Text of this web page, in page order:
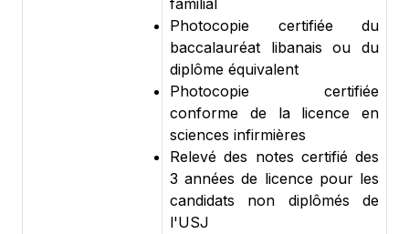
familial
Photocopie certifiée du
baccalauréat libanais ou du
diplôme équivalent
Photocopie certifiée
conforme de la licence en
sciences infirmières
Relevé des notes certifié des
3 années de licence pour les
candidats non diplômés de
l'USJ